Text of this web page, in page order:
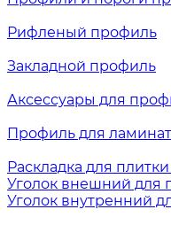
Рифленый профиль
Закладной профиль
Аксессуары для
Профиль для
Раскладка для
Уголок внешний для
Уголок внутренний